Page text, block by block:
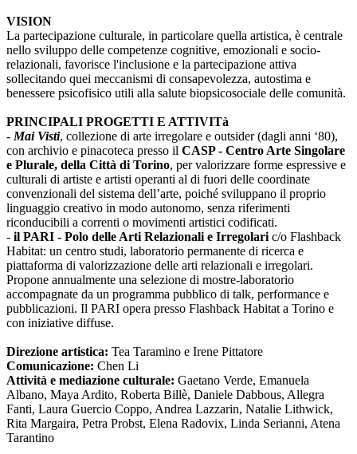
VISION
La partecipazione culturale, in particolare quella artistica, è centrale
nello sviluppo delle competenze cognitive, emozionali e socio-
relazionali, favorisce l'inclusione e la partecipazione attiva
sollecitando quei meccanismi di consapevolezza, autostima e
benessere psicofisico utili alla salute biopsicosociale delle comunità.
PRINCIPALI PROGETTI E ATTIVITà
- Mai Visti, collezione di arte irregolare e outsider (dagli anni ‘80),
con archivio e pinacoteca presso il CASP - Centro Arte Singolare
e Plurale, della Città di Torino, per valorizzare forme espressive e
culturali di artiste e artisti operanti al di fuori delle coordinate
convenzionali del sistema dell’arte, poiché sviluppano il proprio
linguaggio creativo in modo autonomo, senza riferimenti
riconducibili a correnti o movimenti artistici codificati.
- il PARI - Polo delle Arti Relazionali e Irregolari c/o Flashback
Habitat: un centro studi, laboratorio permanente di ricerca e
piattaforma di valorizzazione delle arti relazionali e irregolari.
Propone annualmente una selezione di mostre-laboratorio
accompagnate da un programma pubblico di talk, performance e
pubblicazioni. Il PARI opera presso Flashback Habitat a Torino e
con iniziative diffuse.
Direzione artistica: Tea Taramino e Irene Pittatore
Comunicazione: Chen Li
Attività e mediazione culturale: Gaetano Verde, Emanuela
Albano, Maya Ardito, Roberta Billè, Daniele Dabbous, Allegra
Fanti, Laura Guercio Coppo, Andrea Lazzarin, Natalie Lithwick,
Rita Margaira, Petra Probst, Elena Radovix, Linda Serianni, Atena
Tarantino